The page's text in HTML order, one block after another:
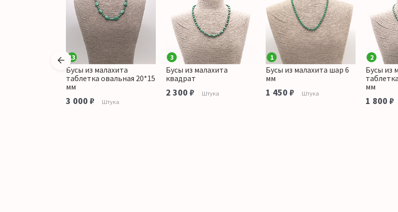
13
Бусы из малахита
таблетка овальная 20*15
мм
3 000 ₽ Штука
3
Бусы из малахита
квадрат
2 300 ₽ Штука
1
Бусы из малахита шар 6
мм
1 450 ₽ Штука
2
Бусы из
мм
1 800 ₽